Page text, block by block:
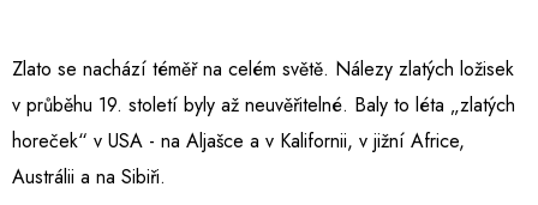
Zlato se nachází téměř na celém světě. Nálezy zlatých ložisek
v průběhu 19. století byly až neuvěřitelné. Baly to léta „zlatých
horeček“ v USA - na Aljašce a v Kalifornii, v jižní Africe,
Austrálii a na Sibiři.